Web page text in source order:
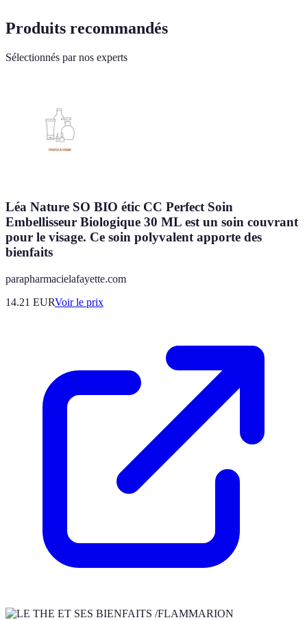
Produits recommandés
Sélectionnés par nos experts
Léa Nature SO BIO étic CC Perfect Soin
Embellisseur Biologique 30 ML est un soin couvrant
pour le visage. Ce soin polyvalent apporte des
bienfaits
parapharmacielafayette.com
14.21 EURVoir le prix